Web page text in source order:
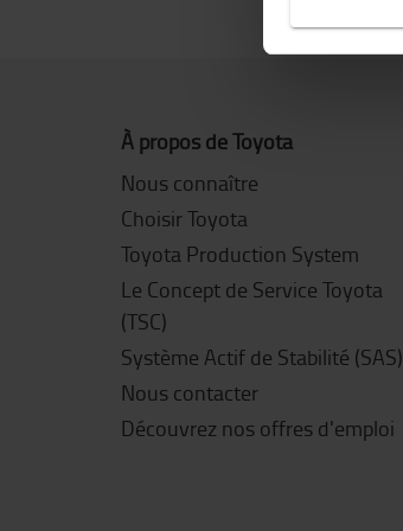
À propos de Toyota
Nous connaître
Choisir Toyota
Toyota Production System
Le Concept de Service Toyota
(TSC)
Système Actif de Stabilité (SAS)
Nous contacter
Découvrez nos offres d'emploi